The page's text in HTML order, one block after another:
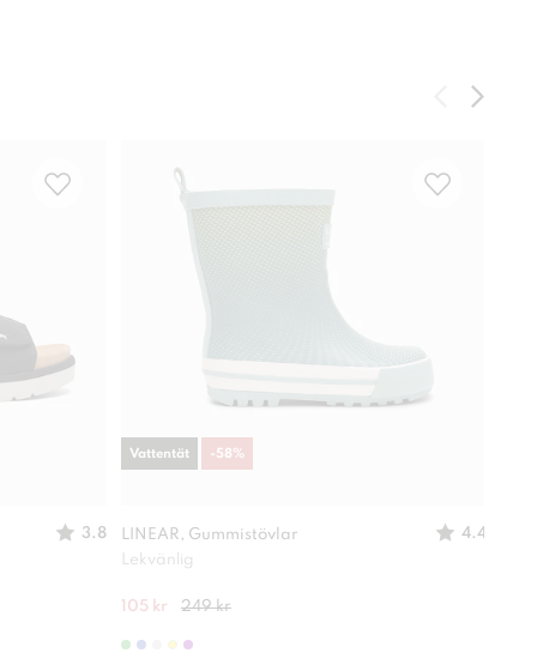
3.8 LINEAR, Gummistövlar
4.4
Lekvänlig
105 kr 249 kr
Vattentät -58 %